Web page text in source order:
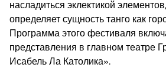
насладиться эклектикой
определяет сущность танго как
Программа этого фестиваля
представления в главном театре
Исабель Ла Католика».